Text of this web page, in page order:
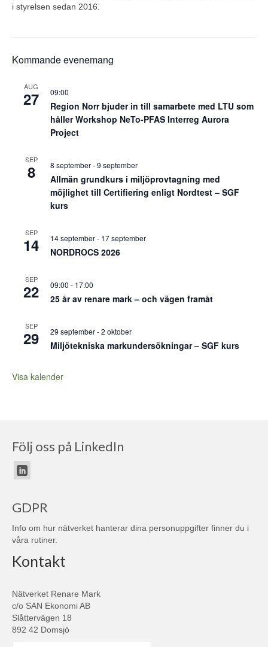
i styrelsen sedan 2016.
Kommande evenemang
AUG
27 09:00
Region Norr bjuder in till samarbete med LTU som
håller Workshop NeTo-PFAS Interreg Aurora
Project
SEP
8 8 september-9 september
Allmän grundkurs i miljöprovtagning med
möjlighet till Certifiering enligt Nordtest – SGF
kurs
SEP
14 14 september- 17 september
NORDROCS 2026
SEP
22 09:00 - 17:00
25 år av renare mark – och vägen framåt
SEP
29 29 september-2 oktober
Miljötekniska markundersökningar – SGF kurs
Visa kalender
Följ oss på LinkedIn
GDPR
Info om hur nätverket hanterar dina personuppgifter finner du i
våra rutiner.
Kontakt
Nätverket Renare Mark
c/o SAN Ekonomi AB
Slåttervägen 18
892 42 Domsjö